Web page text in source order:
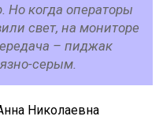
Но когда операторы
свет, на мониторе
– пиджак
серым.
Николаевна